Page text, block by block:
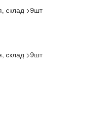
склад >9шт
склад >9шт